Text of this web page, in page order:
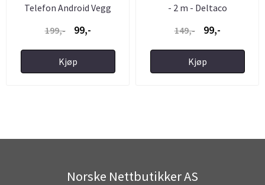
Telefon Android Vegg
199,- 99,-
Kjøp
- 2 m - Deltaco
149,-
99,-
Kjøp
Norske Nettbutikker AS